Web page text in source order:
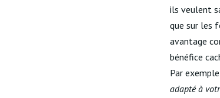
ils veulent
que sur les
avantage
bénéfice
Par
adapté à